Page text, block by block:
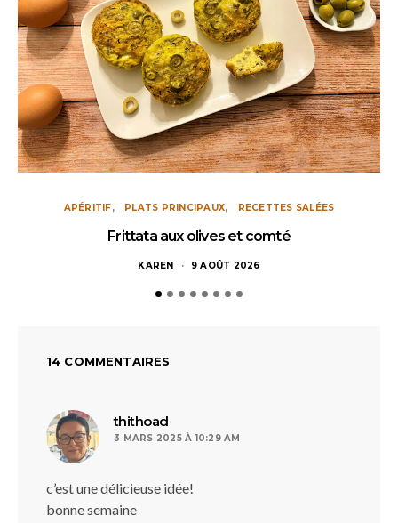
APÉRITIF PLATS PRINCIPAUX RECETTES SALÉES
Frittata aux olives et comté
KAREN 9 AOÛT 2026
14 COMMENTAIRES
thithoad
3 MARS 2025 À 10:29 AM
c’est une délicieuse idée!
bonne semaine